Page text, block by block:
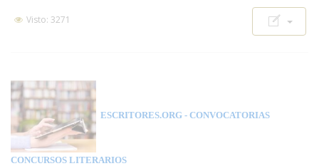
Visto: 3271
ESCRITORES.ORG - CONVOCATORIAS
CONCURSOS LITERARIOS